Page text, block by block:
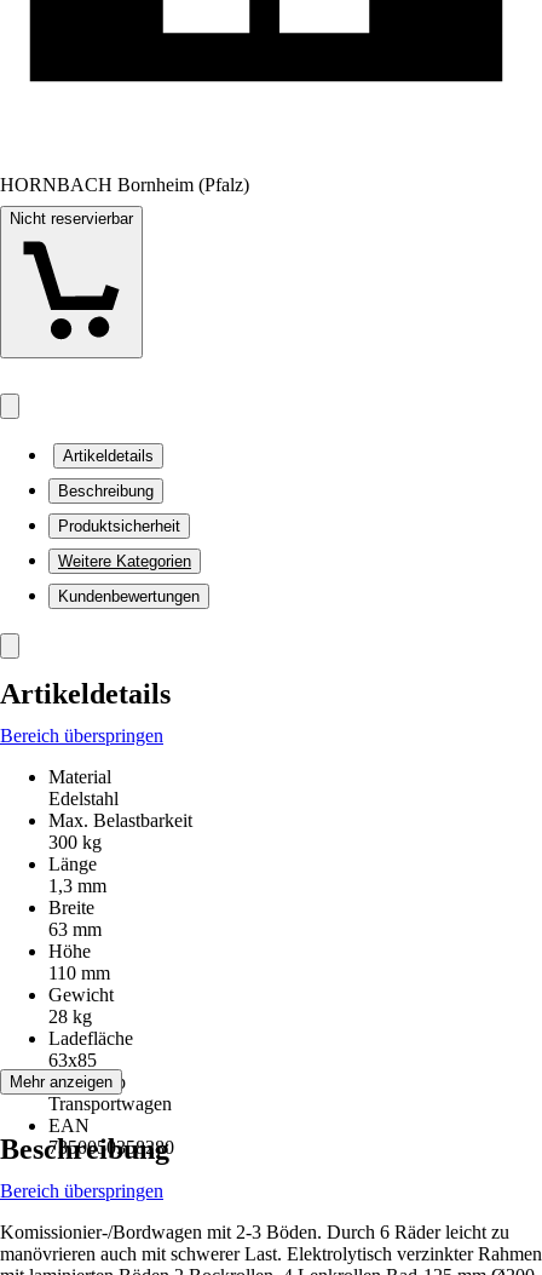
HORNBACH Bornheim (Pfalz)
Nicht reservierbar
Artikeldetails
Beschreibung
Produktsicherheit
Weitere Kategorien
Kundenbewertungen
Artikeldetails
Bereich überspringen
Material
Edelstahl
Max. Belastbarkeit
300 kg
Länge
1,3 mm
Breite
63 mm
Höhe
110 mm
Gewicht
28 kg
Ladefläche
63x85
Artikeltyp
Transportwagen
EAN
7350050358280
Mehr anzeigen
Beschreibung
Bereich überspringen
Komissionier-/Bordwagen mit 2-3 Böden. Durch 6 Räder leicht zu
manövrieren auch mit schwerer Last. Elektrolytisch verzinkter Rahmen